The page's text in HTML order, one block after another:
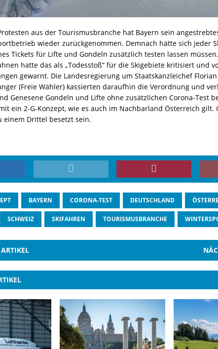
aus der Tourismusbranche hat Bayern sein
wieder zurückgenommen. Demnach hätte sich jeder
Tickets für Lifte und Gondeln zusätzlich testen lassen
hatte das als „Todesstoß“ für die Skigebiete kritisiert und
gewarnt. Die Landesregierung um Staatskanzleichef Florian
(Freie Wähler) kassierten daraufhin die Verordnung und
Genesene Gondeln und Lifte ohne zusätzlichen Corona-Test
ein 2-G-Konzept, wie es auch im Nachbarland Österreich gilt.
einem Drittel besetzt sein.
BAYERN CORONA-TEST DEUTSCHLAND
SCHWEIZ SKIFAHREN TOURISMUSBRANCHE